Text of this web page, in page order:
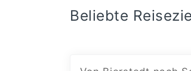
Beliebte